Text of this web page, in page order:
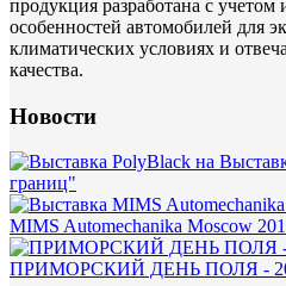
продукция разработана с
особенностей автомобилей для
климатических условиях и
качества.
Новости
границ"
MIMS Automechanika Moscow
ПРИМОРСКИЙ ДЕНЬ ПОЛЯ -